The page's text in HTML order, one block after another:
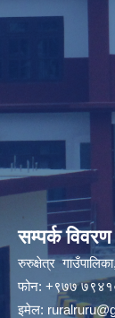
सम्पर्क विवरण
रुरुक्षेत्र
फोन: +९७७
इमेल: